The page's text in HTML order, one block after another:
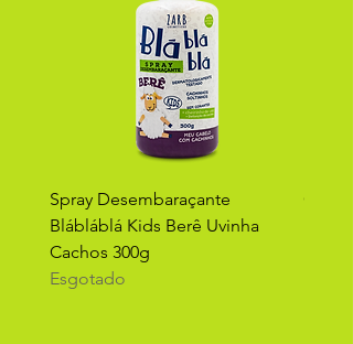
Spray Desembaraçante
Blábláblá Kids Berê Uvinha
Cachos 300g
Esgotado